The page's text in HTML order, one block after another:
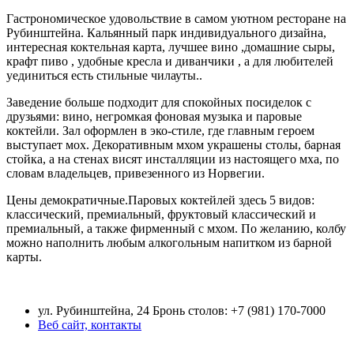
Гастрономическое удовольствие в самом уютном ресторане на
Рубинштейна. Кальянный парк индивидуального дизайна,
интересная коктельная карта, лучшее вино ,домашние сыры,
крафт пиво , удобные кресла и диванчики , а для любителей
уединиться есть стильные чилауты..
Заведение больше подходит для спокойных посиделок с
друзьями: вино, негромкая фоновая музыка и паровые
коктейли. Зал оформлен в эко-стиле, где главным героем
выступает мох. Декоративным мхом украшены столы, барная
стойка, а на стенах висят инсталляции из настоящего мха, по
словам владельцев, привезенного из Норвегии.
Цены демократичные.Паровых коктейлей здесь 5 видов:
классический, премиальный, фруктовый классический и
премиальный, а также фирменный с мхом. По желанию, колбу
можно наполнить любым алкогольным напитком из барной
карты.
ул. Рубинштейна, 24 Бронь столов: +7 (981) 170-7000
Веб сайт, контакты